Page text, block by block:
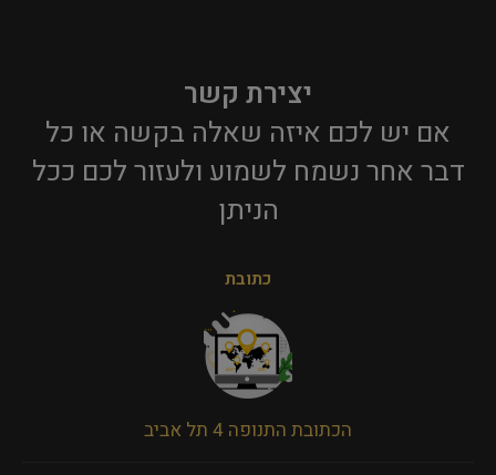
יצירת קשר
אם יש לכם איזה שאלה בקשה או כל
דבר אחר נשמח לשמוע ולעזור לכם ככל
הניתן​
כתובת
הכתובת התנופה 4 תל אביב